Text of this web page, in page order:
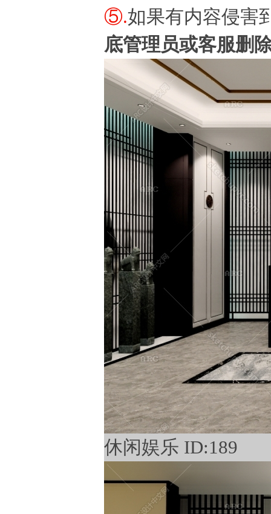
⑤.如果有内容侵害
底管理员或客服删
休闲娱乐 ID:189